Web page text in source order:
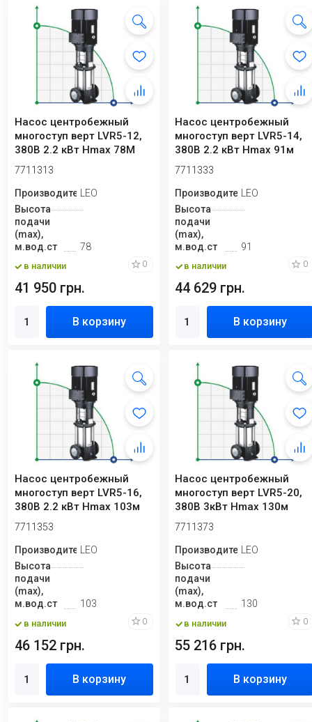
Насос центробежный
многоступ верт LVR5-12,
380В 2.2 кВт Hmax 78М
Qmax 141.6 л...
7711313
ПроизводительLEO
Высота
подачи
(max),
м.вод.ст
78
в наличии 0
41 950 грн.
В корзину
Насос центробежный
многоступ верт LVR5-14,
380В 2.2 кВт Hmax 91м
Qmax 141.6 л...
7711333
ПроизводительLEO
Высота
подачи
(max),
м.вод.ст
91
в наличии 0
44 629 грн.
В корзину
Насос центробежный
многоступ верт LVR5-16,
380В 2.2 кВт Hmax 103м
Qmax 141.6 ...
7711353
ПроизводительLEO
Высота
подачи
(max),
м.вод.ст
103
в наличии 0
46 152 грн.
В корзину
Насос центробежный
многоступ верт LVR5-20,
380В 3кВт Hmax 130м
Qmax 141.6 л/м...
7711373
ПроизводительLEO
Высота
подачи
(max),
м.вод.ст
130
в наличии 0
55 216 грн.
В корзину